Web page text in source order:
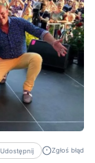
Udostępnij Zgłoś błąd